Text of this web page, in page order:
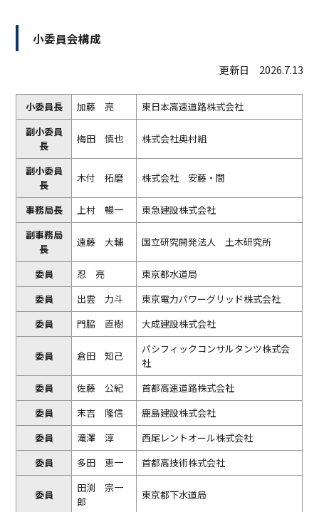
小委員会構成
更新日 2026.7.13
小委員長 加藤 亮
東日本高速道路株式会社
副小委員
長
梅田 慎也 株式会社奥村組
副小委員
長
木付 拓磨 株式会社 安藤・間
事務局長 上村 暢一
東急建設株式会社
副事務局
長
遠藤 大輔 国立研究開発法人 土木研究所
委員 忍 亮
東京都水道局
委員
出雲 力斗
東京電力パワーグリッド株式会社
委員
門脇 直樹 大成建設株式会社
委員 倉田 知己
パシフィックコンサルタンツ株式会
社
委員
佐藤 公紀
首都高速道路株式会社
委員
末吉 隆信
鹿島建設株式会社
委員
滝澤 淳
西尾レントオール株式会社
委員
多田 恵一 首都高技術株式会社
委員
田渕 宗一
郎
東京都下水道局